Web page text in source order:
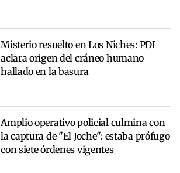
Misterio resuelto en Los Niches: PDI
aclara origen del cráneo humano
hallado en la basura
Amplio operativo policial culmina con
la captura de "El Joche": estaba prófugo
con siete órdenes vigentes